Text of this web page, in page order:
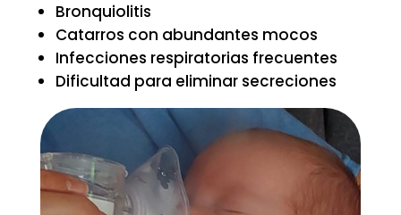
Bronquiolitis
Catarros con abundantes mocos
Infecciones respiratorias frecuentes
Dificultad para eliminar secreciones